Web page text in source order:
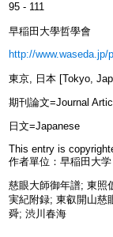
95 - 111
早稲田大學哲學會
http://
東京, 日本 [Tokyo,
期刊論文=Journal
日文=Japanese
This entry is
作者單位：早稲田大学
慈眼大師御年譜; 東照
実紀附録; 東叡開山慈
舜; 渋川春海